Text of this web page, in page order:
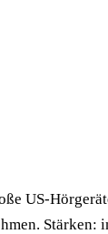
US-
Stärken: